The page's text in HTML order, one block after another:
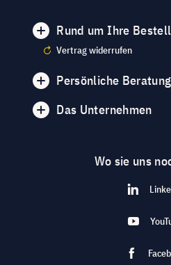
Rund um Ihre
Vertrag widerrufen
Persönliche Beratung
Das Unternehmen
Wo sie uns